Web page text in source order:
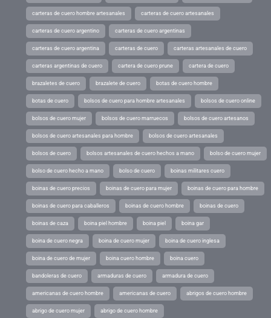
carteras de cuero hombre artesanales carteras de cuero artesanales
carteras de cuero argentino carteras de cuero argentinas
carteras de cuero argentina carteras de cuero carteras artesanales de cuero
carteras argentinas de cuero cartera de cuero prune cartera de cuero
brazaletes de cuero brazalete de cuero botas de cuero hombre
botas de cuero bolsos de cuero para hombre artesanales bolsos de cuero online
bolsos de cuero mujer bolsos de cuero marruecos bolsos de cuero artesanos
bolsos de cuero artesanales para hombre bolsos de cuero artesanales
bolsos de cuero bolsos artesanales de cuero hechos a mano bolso de cuero mujer
bolso de cuero hecho a mano bolso de cuero boinas militares cuero
boinas de cuero precios boinas de cuero para mujer boinas de cuero para hombre
boinas de cuero para caballeros boinas de cuero hombre boinas de cuero
boinas de caza boina piel hombre boina piel boina gar
boina de cuero negra boina de cuero mujer boina de cuero inglesa
boina de cuero de mujer boina cuero hombre boina cuero
bandoleras de cuero armaduras de cuero armadura de cuero
americanas de cuero hombre americanas de cuero abrigos de cuero hombre
abrigo de cuero mujer abrigo de cuero hombre